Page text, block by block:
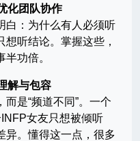
化团队协作
白：为什么有人必须听
听结论。掌握这些，
功倍。
解与包容
是“频道不同”。一个
女友只想被倾听
。懂得这一点，很多